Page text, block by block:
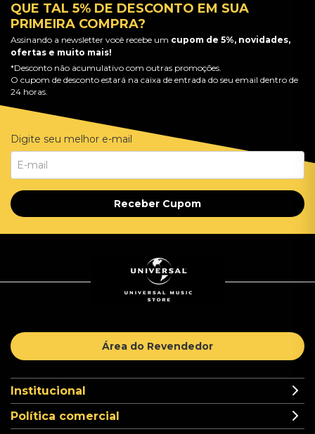
QUE TAL 5% DE DESCONTO EM SUA
PRIMEIRA COMPRA?
Assinando a newsletter você recebe um cupom de 5%, novidades,
ofertas e muito mais!
*Desconto não acumulativo com outras promoções.
O cupom de desconto estará na caixa de entrada do seu email dentro de
24 horas.
Digite seu melhor e-mail
Receber Cupom
Área do Revendedor
Institucional
Política comercial